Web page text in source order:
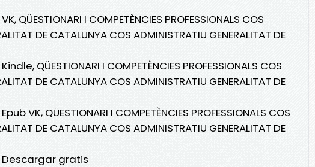
I COMPETÈNCIES PROFESSIONALS COS
DE CATALUNYA COS ADMINISTRATIU GENERALITAT DE
QÜESTIONARI I COMPETÈNCIES PROFESSIONALS COS
DE CATALUNYA COS ADMINISTRATIU GENERALITAT DE
VK, QÜESTIONARI I COMPETÈNCIES PROFESSIONALS COS
DE CATALUNYA COS ADMINISTRATIU GENERALITAT DE
gratis